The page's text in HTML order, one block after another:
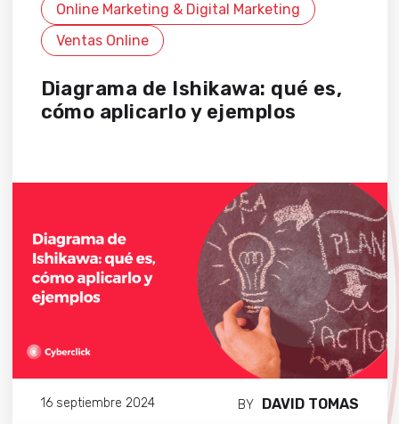
Online Marketing & Digital Marketing
Ventas Online
Diagrama de Ishikawa: qué es,
cómo aplicarlo y ejemplos
16 septiembre 2024 BY DAVID TOMAS